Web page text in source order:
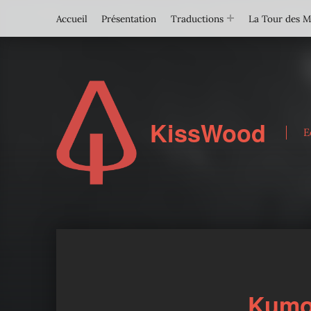
Accueil Présentation Traductions La Tour des
KissWood